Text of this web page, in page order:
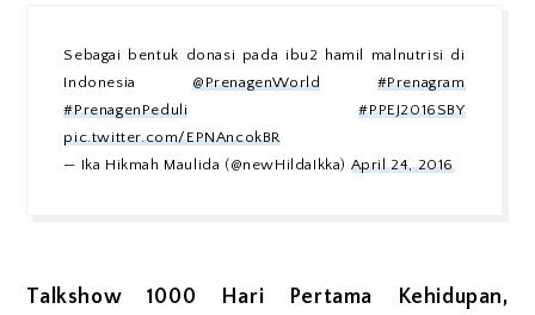
Sebagai bentuk donasi pada ibu2 hamil malnutrisi di
Indonesia @PrenagenWorld
#Prenagram
#PrenagenPeduli
#PPEJ2016SBY
pic.twitter.com/EPNAncokBR
— Ika Hikmah Maulida (@newHildaIkka) April 24, 2016
Talkshow 1000 Hari Pertama Kehidupan,